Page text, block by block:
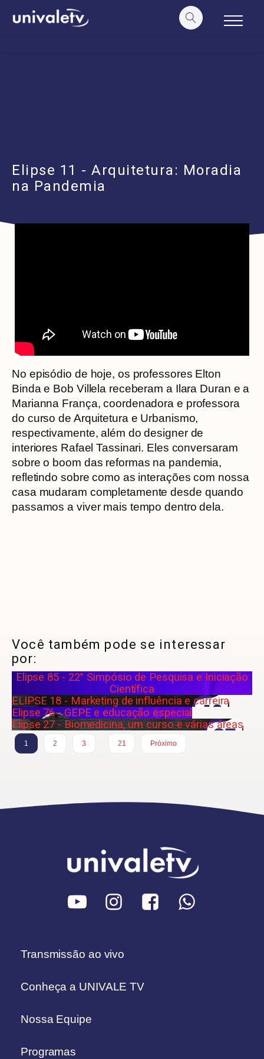
conteúdo
Elipse 11 - Arquitetura: Moradia
na Pandemia
No episódio de hoje, os professores Elton
Binda e Bob Villela receberam a Ilara Duran e a
Marianna França, coordenadora e professora
do curso de Arquitetura e Urbanismo,
respectivamente, além do designer de
interiores Rafael Tassinari. Eles conversaram
sobre o boom das reformas na pandemia,
refletindo sobre como as interações com nossa
casa mudaram completamente desde quando
passamos a viver mais tempo dentro dela.
Você também pode se interessar
por:
Elipse 85 - 22° Simpósio de Pesquisa e Iniciação
Científica
ELIPSE 18 - Marketing de influência e carreira
Elipse 76 - GEPE e educação especial
Elipse 27 - Biomedicina, um curso e várias áreas
1 2 3
21
Próximo
Transmissão ao vivo
Conheça a UNIVALE TV
Nossa Equipe
Programas